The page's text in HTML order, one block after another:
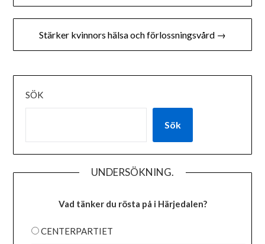
Stärker kvinnors hälsa och förlossningsvård →
SÖK
Sök
UNDERSÖKNING.
Vad tänker du rösta på i Härjedalen?
CENTERPARTIET